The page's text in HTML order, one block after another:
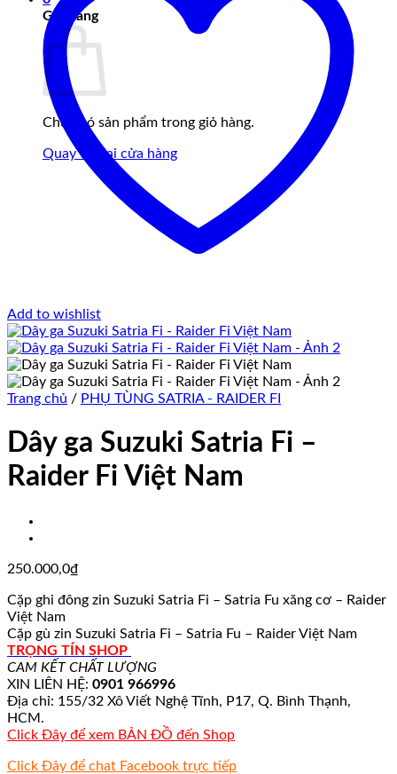
Giỏ hàng
Chưa có sản phẩm trong giỏ hàng.
Quay trở lại cửa hàng
Add to wishlist
Trang chủ / PHỤ TÙNG SATRIA - RAIDER FI
Dây ga Suzuki Satria Fi –
Raider Fi Việt Nam
250.000,0₫
Cặp ghi đông zin Suzuki Satria Fi – Satria Fu xăng cơ – Raider
Việt Nam
Cặp gù zin Suzuki Satria Fi – Satria Fu – Raider Việt Nam
TRỌNG TÍN SHOP
CAM KẾT CHẤT LƯỢNG
XIN LIÊN HỆ: 0901 966996
Địa chỉ: 155/32 Xô Viết Nghệ Tĩnh, P17, Q. Bình Thạnh,
HCM.
Click Đây để xem BẢN ĐỒ đến Shop
Click Đây để chat Facebook trực tiếp